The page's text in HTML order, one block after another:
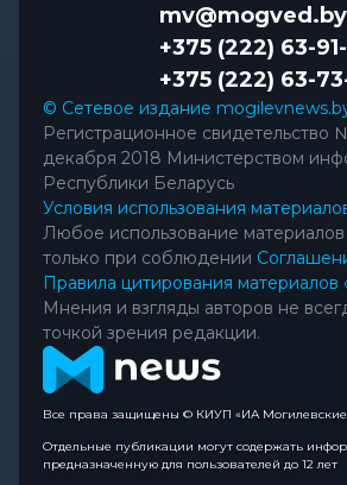
mv@mogved.by
+375 (222) 63-
+375 (222) 63-
© Сетевое издание
Регистрационное свидетельство
декабря 2018 Министерством
Республики Беларусь
Условия использования
Любое использование материалов
только при соблюдении
Правила цитирования материалов
Мнения и взгляды авторов не
точкой зрения редакции.
Все права защищены © КИУП «ИА Могилевские
Отдельные публикации могут содержать
предназначенную для пользователей до 12 лет